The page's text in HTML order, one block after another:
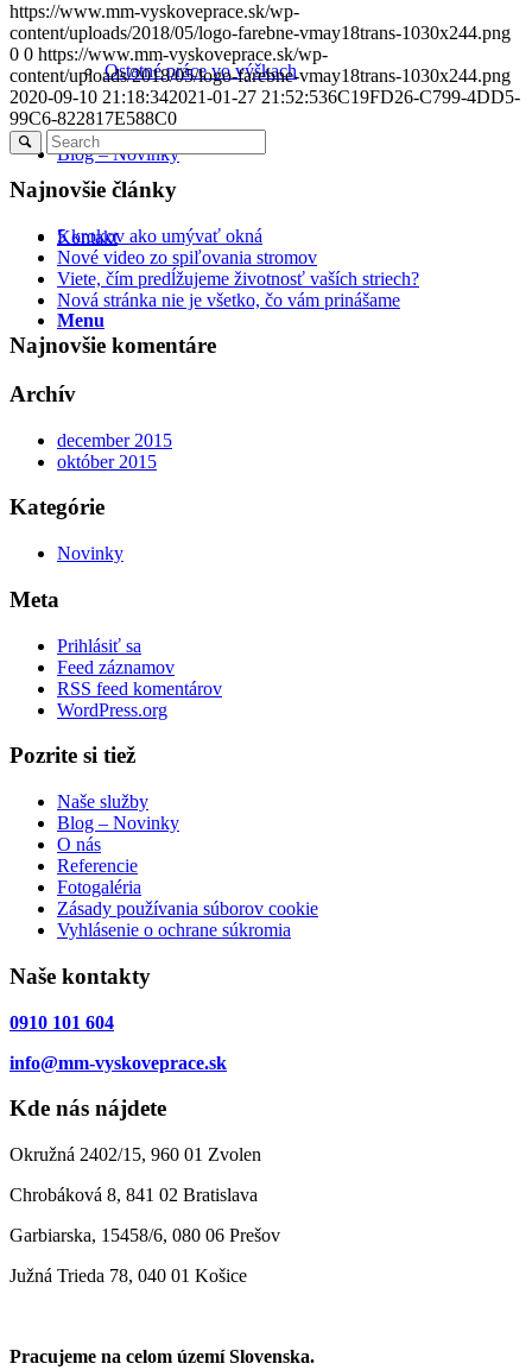
Ostatné práce vo výškach
Blog – Novinky
Kontakt
Menu
https://www.mm-vyskoveprace.sk/wp-
content/uploads/2018/05/logo-farebne-vmay18trans-1030x244.png
0 0 https://www.mm-vyskoveprace.sk/wp-
content/uploads/2018/05/logo-farebne-vmay18trans-1030x244.png
2020-09-10 21:18:342021-01-27 21:52:536C19FD26-C799-4DD5-
99C6-822817E588C0
Najnovšie články
5 krokov ako umývať okná
Nové video zo spiľovania stromov
Viete, čím predĺžujeme životnosť vaších striech?
Nová stránka nie je všetko, čo vám prinášame
Najnovšie komentáre
Archív
december 2015
október 2015
Kategórie
Novinky
Meta
Prihlásiť sa
Feed záznamov
RSS feed komentárov
WordPress.org
Pozrite si tiež
Naše služby
Blog – Novinky
O nás
Referencie
Fotogaléria
Zásady používania súborov cookie
Vyhlásenie o ochrane súkromia
Naše kontakty
0910 101 604
info@mm-vyskoveprace.sk
Kde nás nájdete
Okružná 2402/15, 960 01 Zvolen
Chrobáková 8, 841 02 Bratislava
Garbiarska, 15458/6, 080 06 Prešov
Južná Trieda 78, 040 01 Košice
Pracujeme na celom území Slovenska.